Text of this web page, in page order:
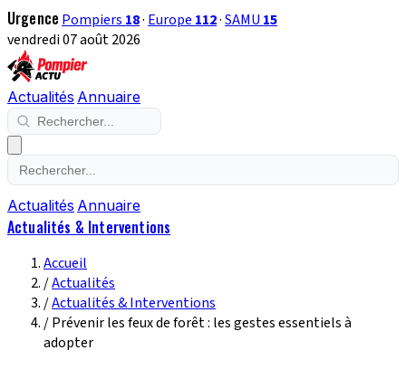
Urgence Pompiers 18· Europe 112·SAMU 15
vendredi 07 août 2026
Actualités Annuaire
Actualités Annuaire
Actualités & Interventions
Accueil
/Actualités
/Actualités & Interventions
/Prévenir les feux de forêt : les gestes essentiels à
adopter